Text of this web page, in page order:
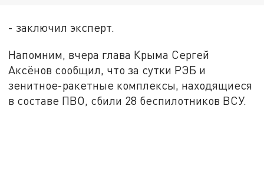
- заключил эксперт.
Напомним, вчера глава Крыма Сергей
Аксёнов сообщил, что за сутки РЭБ и
зенитное-ракетные комплексы, находящиеся
в составе ПВО, сбили 28 беспилотников ВСУ.